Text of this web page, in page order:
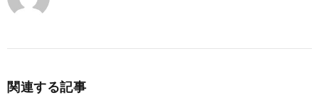
関連する記事